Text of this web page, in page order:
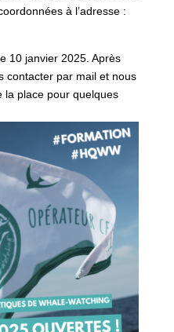
à l’adresse :
10 janvier 2025. Après
contacter par mail et nous
la place pour quelques